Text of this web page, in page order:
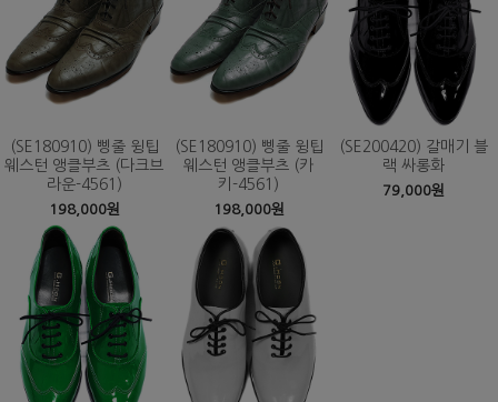
(SE180910) 삥줄 윙팁
웨스턴 앵클부츠 (다크브
라운-4561)
198,000원
(SE180910) 삥줄 윙팁
웨스턴 앵클부츠 (카
키-4561)
198,000원
(SE200420) 갈매기 블
랙 싸롱화
79,000원